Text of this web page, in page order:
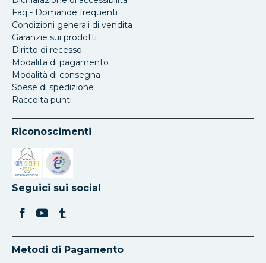
Faq - Domande frequenti
Condizioni generali di vendita
Garanzie sui prodotti
Diritto di recesso
Modalita di pagamento
Modalità di consegna
Spese di spedizione
Raccolta punti
Riconoscimenti
Si apre in una nuova scheda
Si apre in una nuova scheda
Seguici sui social
Metodi di Pagamento